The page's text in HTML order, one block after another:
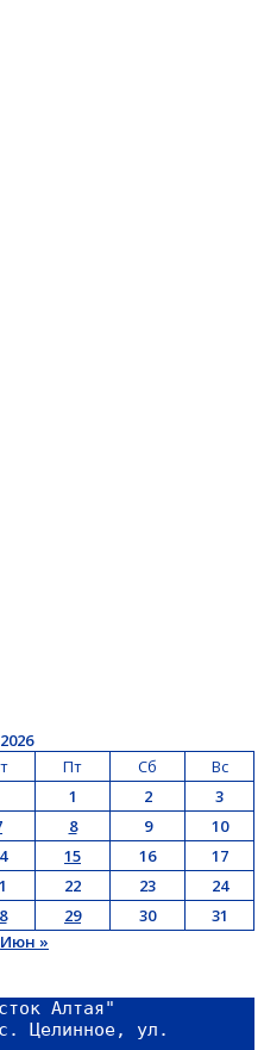
Пт Сб
Вс
1
2
3
8 9
10
15 16
17
22 23
24
29 30
31
Июн »
Алтая"
Целинное, ул.